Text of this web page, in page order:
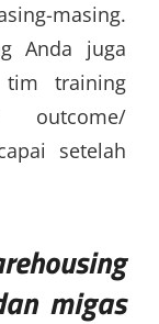
masing.
Anda juga
tim training
outcome/
setelah
migas